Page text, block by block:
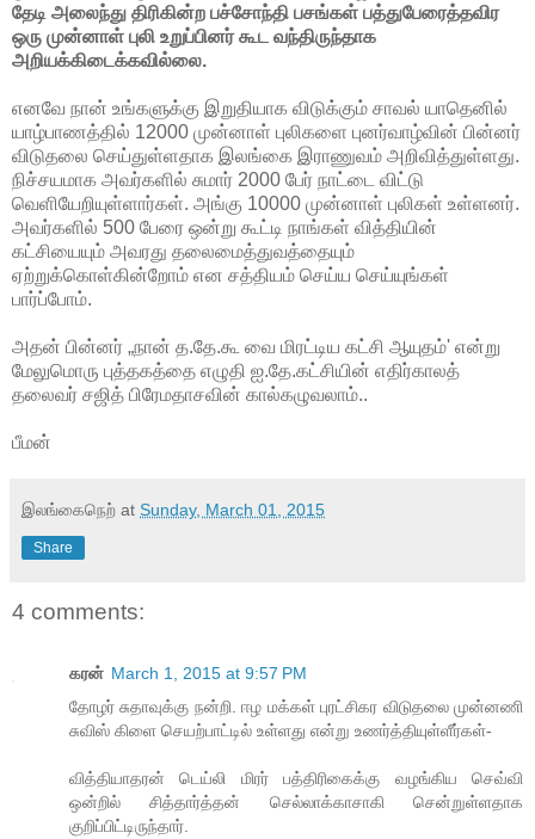
தேடி அலைந்து திரிகின்ற பச்சோந்தி பசங்கள் பத்துபேரைத்தவிர
ஒரு முன்னாள் புலி உறுப்பினர் கூட வந்திருந்தாக
அறியக்கிடைக்கவில்லை.
எனவே நான் உங்களுக்கு இறுதியாக விடுக்கும் சாவல் யாதெனில்
யாழ்பாணத்தில் 12000 முன்னாள் புலிகளை புனர்வாழ்வின் பின்னர்
விடுதலை செய்துள்ளதாக இலங்கை இராணுவம் அறிவித்துள்ளது.
நிச்சயமாக அவர்களில் சுமார் 2000 பேர் நாட்டை விட்டு
வெளியேறியுள்ளார்கள். அங்கு 10000 முன்னாள் புலிகள் உள்ளனர்.
அவர்களில் 500 பேரை ஒன்று கூட்டி நாங்கள் வித்தியின்
கட்சியையும் அவரது தலைமைத்துவத்தையும்
ஏற்றுக்கொள்கின்றோம் என சத்தியம் செய்ய செய்யுங்கள்
பார்ப்போம்.
அதன் பின்னர் „நான் த.தே.கூ வை மிரட்டிய கட்சி ஆயுதம்' என்று
மேலுமொரு புத்தகத்தை எழுதி ஐ.தே.கட்சியின் எதிர்காலத்
தலைவர் சஜித் பிரேமதாசவின் கால்கழுவலாம்..
பீமன்
இலங்கைநெற் at Sunday, March 01, 2015
Share
4 comments:
கரன் March 1, 2015 at 9:57 PM
தோழர் சுதாவுக்கு நன்றி. ஈழ மக்கள் புரட்சிகர விடுதலை முன்னணி
சுவிஸ் கிளை செயற்பாட்டில் உள்ளது என்று உணர்த்தியுள்ளீர்கள்-
வித்தியாதரன் டெய்லி மிரர் பத்திரிகைக்கு வழங்கிய செவ்வி
ஒன்றில் சித்தார்த்தன் செல்லாக்காசாகி சென்றுள்ளதாக
குறிப்பிட்டிருந்தார்.